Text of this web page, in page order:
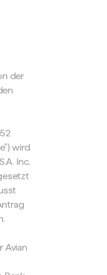
der
wird
Inc.
Avian